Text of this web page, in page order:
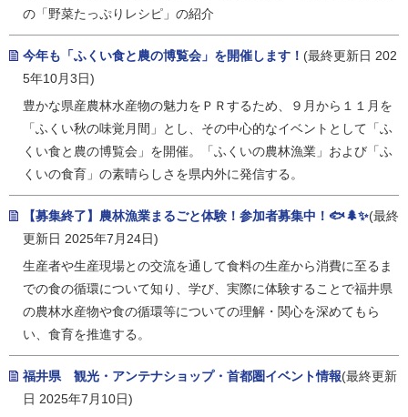
の「野菜たっぷりレシピ」の紹介
今年も「ふくい食と農の博覧会」を開催します！ (最終更新日 202
5年10月3日)
豊かな県産農林水産物の魅力をＰＲするため、９月から１１月を
「ふくい秋の味覚月間」とし、その中心的なイベントとして「ふ
くい食と農の博覧会」を開催。「ふくいの農林漁業」および「ふ
くいの食育」の素晴らしさを県内外に発信する。
【募集終了】農林漁業まるごと体験！参加者募集中！🐟🌲✨(最終
更新日 2025年7月24日)
生産者や生産現場との交流を通して食料の生産から消費に至るま
での食の循環について知り、学び、実際に体験することで福井県
の農林水産物や食の循環等についての理解・関心を深めてもら
い、食育を推進する。
福井県 観光・アンテナショップ・首都圏イベント情報(最終更新
日 2025年7月10日)